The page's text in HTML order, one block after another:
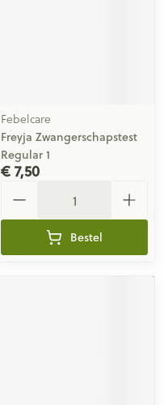
Febelcare
Freyja Zwangerschapstest
Regular 1
€ 7,50
Bestel